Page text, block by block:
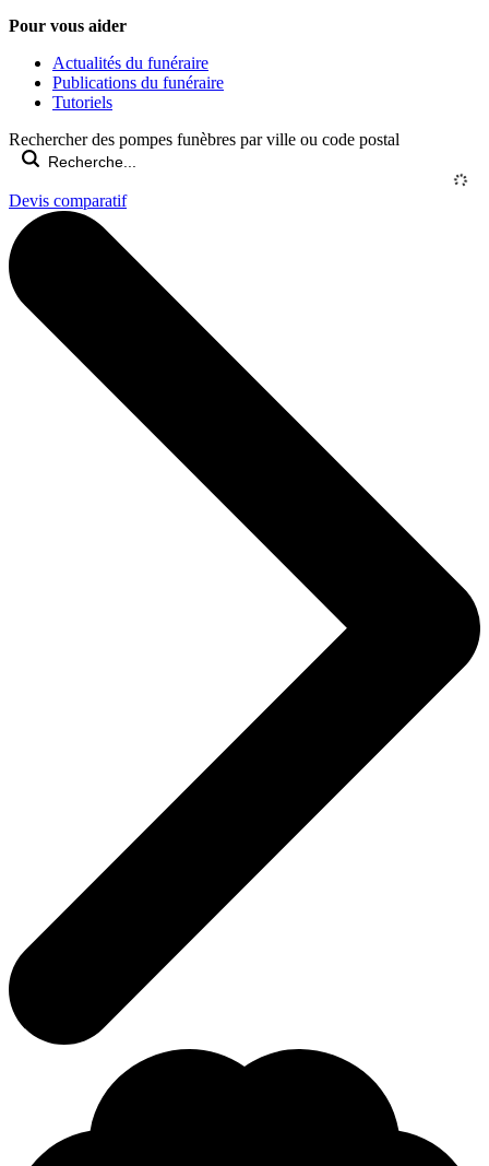
Pour vous aider
Actualités du funéraire
Publications du funéraire
Tutoriels
Rechercher des pompes funèbres par ville ou code postal
Devis comparatif